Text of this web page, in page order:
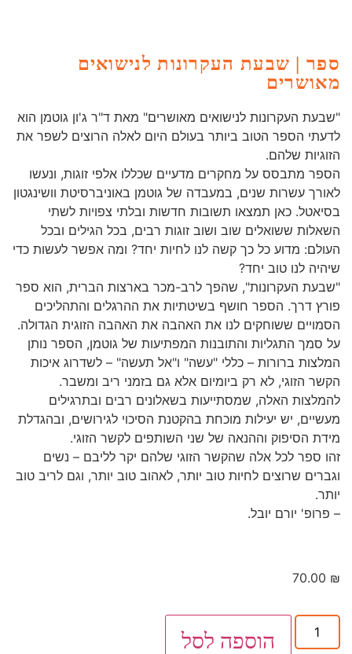
ספר | שבעת העקרונות לנישואים
מאושרים
"שבעת העקרונות לנישואים מאושרים" מאת ד"ר ג'ון גוטמן הוא
לדעתי הספר הטוב ביותר בעולם היום לאלה הרוצים לשפר את
הזוגיות שלהם.
הספר מתבסס על מחקרים מדעיים שכללו אלפי זוגות, ונעשו
לאורך עשרות שנים, במעבדה של גוטמן באוניברסיטת וושינגטון
בסיאטל. כאן תמצאו תשובות חדשות ובלתי צפויות לשתי
השאלות ששואלים שוב ושוב זוגות רבים, בכל הגילים ובכל
העולם: מדוע כל כך קשה לנו לחיות יחד? ומה אפשר לעשות כדי
שיהיה לנו טוב יחד?
"שבעת העקרונות", שהפך לרב-מכר בארצות הברית, הוא ספר
פורץ דרך. הספר חושף בשיטתיות את ההרגלים והתהליכים
הסמויים ששוחקים לנו את האהבה את האהבה הזוגית הגדולה.
על סמך התגליות והתובנות המפתיעות של גוטמן, הספר נותן
המלצות ברורות – כללי "עשה" ו"אל תעשה" – לשדרוג איכות
הקשר הזוגי, לא רק ביומיום אלא גם בזמני ריב ומשבר.
להמלצות האלה, שמסתייעות בשאלונים רבים ובתרגילים
מעשיים, יש יעילות מוכחת בהקטנת הסיכוי לגירושים, ובהגדלת
מידת הסיפוק וההנאה של שני השותפים לקשר הזוגי.
זהו ספר לכל אלה שהקשר הזוגי שלהם יקר לליבם – נשים
וגברים שרוצים לחיות טוב יותר, לאהוב טוב יותר, וגם לריב טוב
יותר.
– פרופ' יורם יובל.
70.00 ₪
הוספה לסל